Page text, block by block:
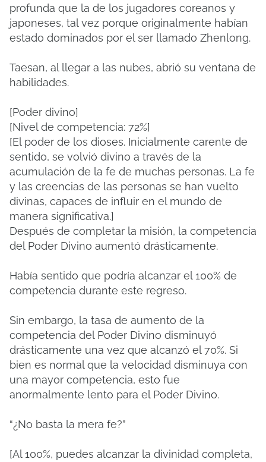
profunda que la de los jugadores coreanos y
japoneses, tal vez porque originalmente habían
estado dominados por el ser llamado Zhenlong.
Taesan, al llegar a las nubes, abrió su ventana de
habilidades.
[Poder divino]
[Nivel de competencia: 72%]
[El poder de los dioses. Inicialmente carente de
sentido, se volvió divino a través de la
acumulación de la fe de muchas personas. La fe
y las creencias de las personas se han vuelto
divinas, capaces de influir en el mundo de
manera significativa.]
Después de completar la misión, la competencia
del Poder Divino aumentó drásticamente.
Había sentido que podría alcanzar el 100% de
competencia durante este regreso.
Sin embargo, la tasa de aumento de la
competencia del Poder Divino disminuyó
drásticamente una vez que alcanzó el 70%. Si
bien es normal que la velocidad disminuya con
una mayor competencia, esto fue
anormalmente lento para el Poder Divino.
“¿No basta la mera fe?”
[Al 100%, puedes alcanzar la divinidad completa,